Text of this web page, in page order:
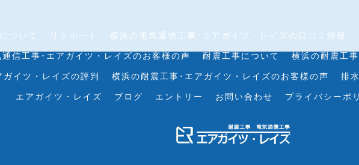
ついて リクルート 横浜の電気通信工事･エアガイツ・レイズの口コミ情報
信工事･エアガイツ・レイズのお客様の声
耐震工事について
横浜の耐震工
イツ・レイズの評判
横浜の耐震工事･エアガイツ・レイズのお客様の声 排
エアガイツ・レイズ
ブログ エントリー お問い合わせ プライバシーポ